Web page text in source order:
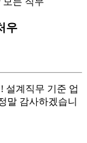
우
설계직무 기준 업
말 감사하겠습니